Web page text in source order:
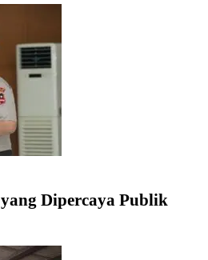
Dipercaya Publik